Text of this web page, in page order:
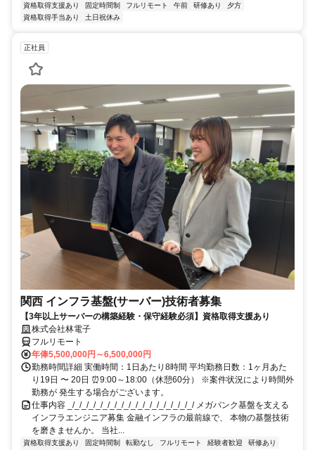
資格取得支援あり 固定時間制 フルリモート 午前 研修あり
夕方
資格取得手当あり
土日祝休み
正社員
関西 インフラ基盤(サーバー)技術者募集
【3年以上サーバーの構築経験・保守経験必須】資格取得支援あり
株式会社林電子
フルリモート
年俸5,500,000円～6,500,000円
勤務時間詳細 実働時間：1日あたり8時間 平均勤務日数：1ヶ月あた
り19日 〜 20日 ⏰9:00～18:00（休憩60分） ※案件状況により時間外
勤務が 発生する場合がございます。
仕事内容 _/_/_/_/_/_/_/_/_/_/_/_/_/_/_/_/_/_/ メガバンク基盤を支える
インフラエンジニア募集 金融インフラの最前線で、 本物の基盤技術
を磨きませんか。 当社...
資格取得支援あり 固定時間制 転勤なし フルリモート 経験者歓迎
研修あり